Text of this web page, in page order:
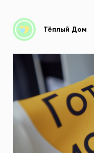
Тёплый Дом